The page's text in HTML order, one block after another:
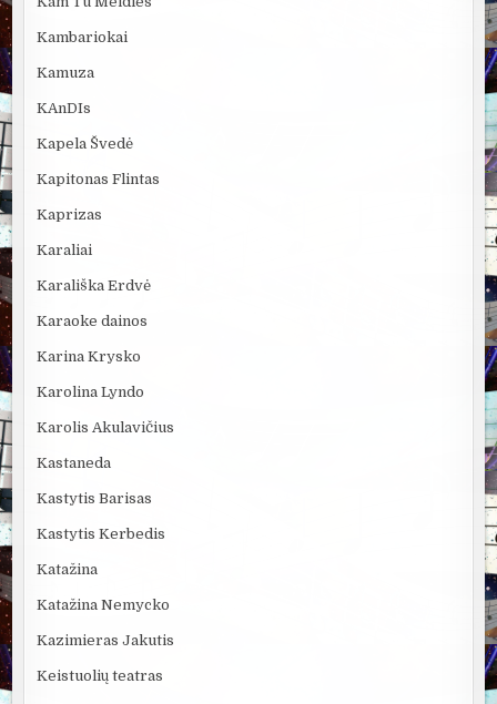
Kambariokai
Kamuza
KAnDIs
Kapela Švedė
Kapitonas Flintas
Kaprizas
Karaliai
Karališka Erdvė
Karaoke dainos
Karina Krysko
Karolina Lyndo
Karolis Akulavičius
Kastaneda
Kastytis Barisas
Kastytis Kerbedis
Katažina
Katažina Nemycko
Kazimieras Jakutis
Keistuolių teatras